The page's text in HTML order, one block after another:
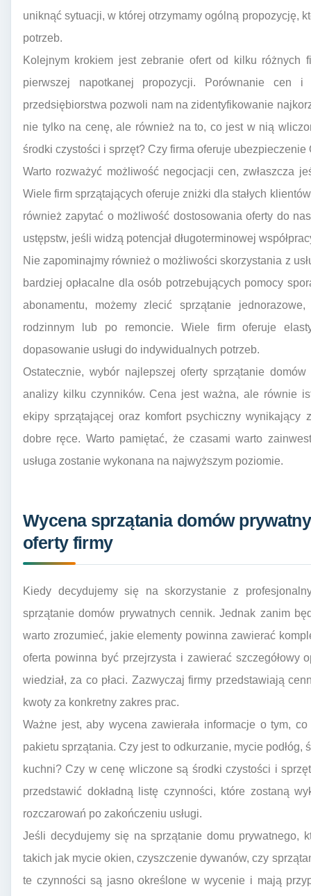
uniknąć sytuacji, w której otrzymamy ogólną propozycję,
potrzeb.
Kolejnym krokiem jest zebranie ofert od kilku różnych
pierwszej napotkanej propozycji. Porównanie cen i
przedsiębiorstwa pozwoli nam na zidentyfikowanie
nie tylko na cenę, ale również na to, co jest w nią
środki czystości i sprzęt? Czy firma oferuje
Warto rozważyć możliwość negocjacji cen, zwłaszcza
Wiele firm sprzątających oferuje zniżki dla stałych
również zapytać o możliwość dostosowania oferty do
ustępstw, jeśli widzą potencjał długoterminowej
Nie zapominajmy również o możliwości skorzystania z
bardziej opłacalne dla osób potrzebujących pomocy
abonamentu, możemy zlecić sprzątanie
rodzinnym lub po remoncie. Wiele firm oferuje
dopasowanie usługi do indywidualnych potrzeb.
Ostatecznie, wybór najlepszej oferty sprzątanie
analizy kilku czynników. Cena jest ważna, ale równie
ekipy sprzątającej oraz komfort psychiczny
dobre ręce. Warto pamiętać, że czasami warto
usługa zostanie wykonana na najwyższym poziomie.
Wycena sprzątania domów
oferty firmy
Kiedy decydujemy się na skorzystanie z
sprzątanie domów prywatnych cennik. Jednak zanim
warto zrozumieć, jakie elementy powinna zawierać
oferta powinna być przejrzysta i zawierać szczegółowy
wiedział, za co płaci. Zazwyczaj firmy przedstawiają
kwoty za konkretny zakres prac.
Ważne jest, aby wycena zawierała informacje o tym,
pakietu sprzątania. Czy jest to odkurzanie, mycie podłóg,
kuchni? Czy w cenę wliczone są środki czystości i
przedstawić dokładną listę czynności, które zostaną
rozczarowań po zakończeniu usługi.
Jeśli decydujemy się na sprzątanie domu prywatnego,
takich jak mycie okien, czyszczenie dywanów, czy
te czynności są jasno określone w wycenie i mają